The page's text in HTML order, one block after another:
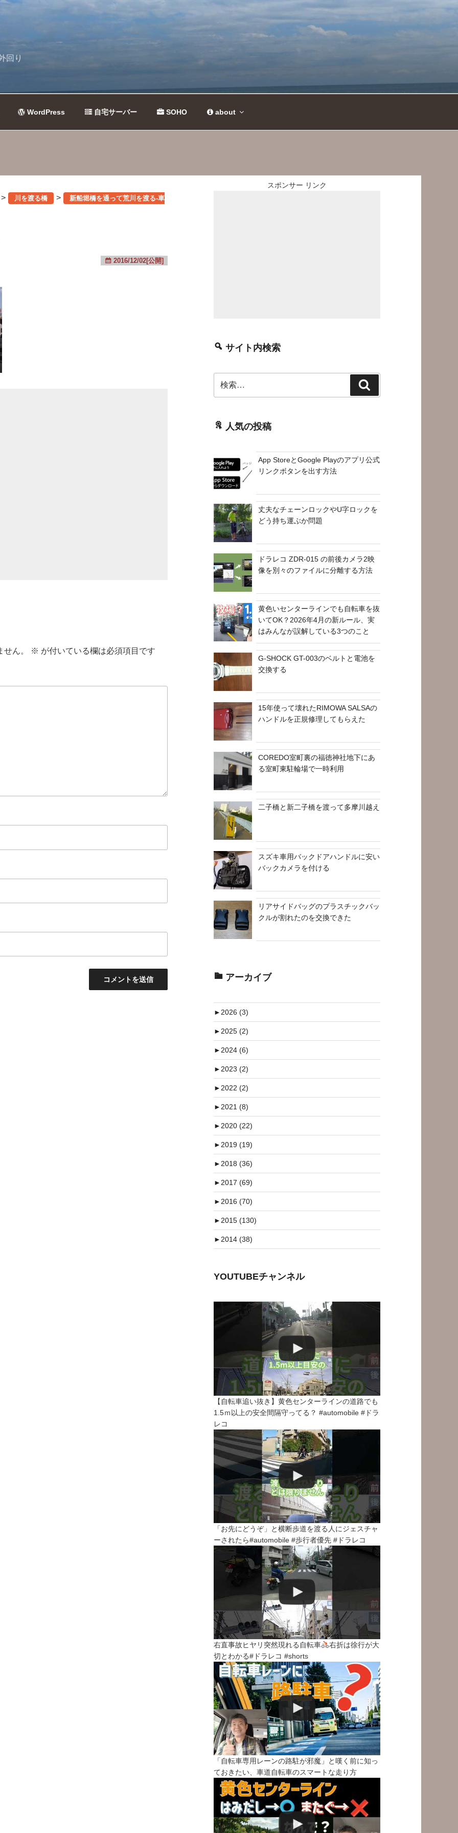
回り
WordPress 自宅サーバー SOHO about
> 川を渡る橋 >
新船堀橋を通って荒川を渡る-車
2016/12/02[公開]
ん。 ※ が付いている欄は必須項目です
スポンサー リンク
サイト内検索
索:
索
人気の投稿
App StoreとGoogle Playのアプリ公式
リンクボタンを出す方法
丈夫なチェーンロックやU字ロックを
どう持ち運ぶか問題
ドラレコ ZDR-015 の前後カメラ2映
像を別々のファイルに分離する方法
黄色いセンターラインでも自転車を抜
いてOK？2026年4月の新ルール、実
はみんなが誤解している3つのこと
G-SHOCK GT-003のベルトと電池を
交換する
15年使って壊れたRIMOWA SALSAの
ハンドルを正規修理してもらえた
COREDO室町裏の福徳神社地下にあ
る室町東駐輪場で一時利用
二子橋と新二子橋を渡って多摩川越え
スズキ車用バックドアハンドルに安い
バックカメラを付ける
リアサイドバッグのプラスチックバッ
クルが割れたのを交換できた
アーカイブ
►2026 (3)
►2025 (2)
►2024 (6)
►2023 (2)
►2022 (2)
►2021 (8)
►2020 (22)
►2019 (19)
►2018 (36)
►2017 (69)
►2016 (70)
►2015 (130)
►2014 (38)
YOUTUBEチャンネル
【自転車追い抜き】黄色センターラインの道路でも
1.5ｍ以上の安全間隔守ってる？ #automobile #ドラ
レコ
「お先にどうぞ」と横断歩道を渡る人にジェスチャ
ーされたら#automobile #歩行者優先 #ドラレコ
右直事故ヒヤリ突然現れる自転車
右折は徐行が大
切とわかる#ドラレコ #shorts
「自転車専用レーンの路駐が邪魔」と嘆く前に知っ
ておきたい、車道自転車のスマートな走り方